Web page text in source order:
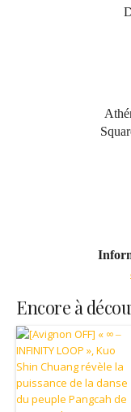
Encore à